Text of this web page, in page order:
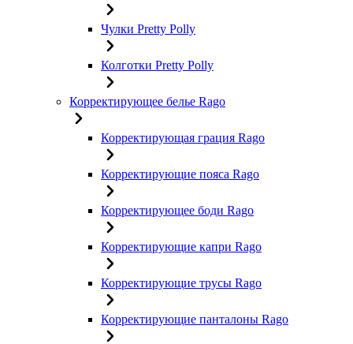
Чулки Pretty Polly
Колготки Pretty Polly
Корректирующее белье Rago
Корректирующая грация Rago
Корректирующие пояса Rago
Корректирующее боди Rago
Корректирующие капри Rago
Корректирующие трусы Rago
Корректирующие панталоны Rago